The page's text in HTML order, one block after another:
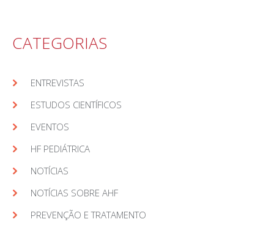
CATEGORIAS
ENTREVISTAS
ESTUDOS CIENTÍFICOS
EVENTOS
HF PEDIÁTRICA
NOTÍCIAS
NOTÍCIAS SOBRE AHF
PREVENÇÃO E TRATAMENTO